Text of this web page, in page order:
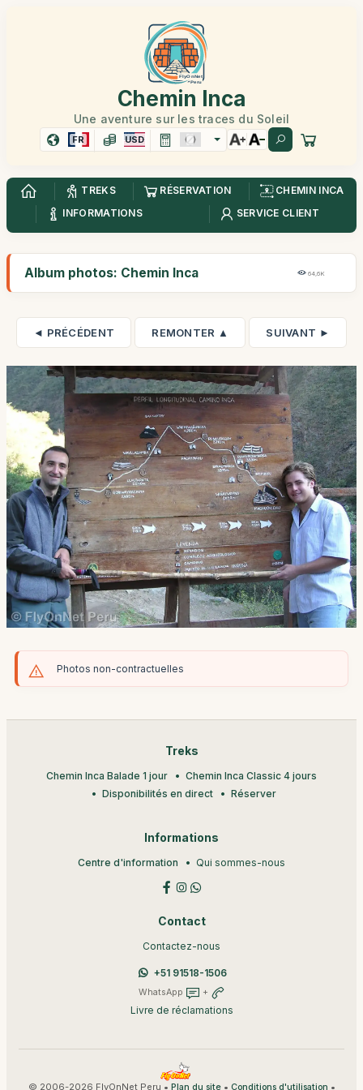
Chemin Inca
Une aventure sur les traces du Soleil
FR USD
TREKS RÉSERVATION
CHEMIN INCA
INFORMATIONS
SERVICE CLIENT
Album photos: Chemin Inca 64,6K
◄ PRÉCÉDENT REMONTER ▲ SUIVANT ►
Photos non-contractuelles
Treks
Chemin Inca Balade 1 jour
Chemin Inca Classic 4 jours
Disponibilités en direct
Réserver
Informations
Centre d'information Qui sommes-nous
Contact
Contactez-nous
+51 91518-1506
WhatsApp +
Livre de réclamations
© 2006-2026 FlyOnNet Peru • Plan du site• Conditions d'utilisation •